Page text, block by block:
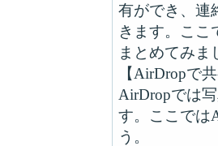
有ができ、連
きます。ここ
まとめてみま
【AirDropで
AirDropでは
す。ここでは
う。